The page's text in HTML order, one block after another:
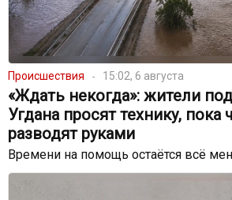
Происшествия 15:02, 6 августа
«Ждать некогда»: жители
Угдана просят технику, пока
разводят руками
Времени на помощь остаётся всё